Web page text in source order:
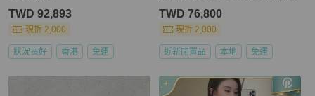
TWD 92,893
現折 2,000
狀況良好 香港 免運
TWD 76,800
現折 2,000
近新閒置品 本地 免運